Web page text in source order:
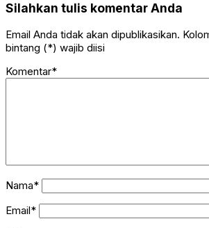
Silahkan tulis komentar Anda
Email Anda tidak akan dipublikasikan.
bintang (*) wajib diisi
Komentar*
Nama*
Email*